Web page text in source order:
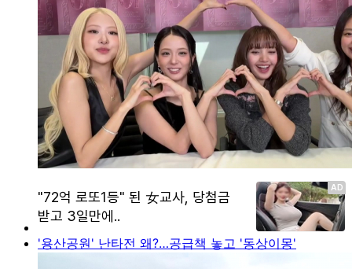
'용산공원' 난타전 왜?…공급책 놓고 '동상이몽'